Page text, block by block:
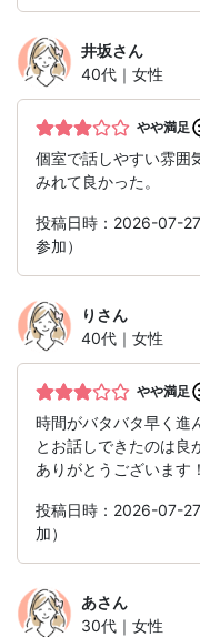
井坂さん
40代｜女性
やや満足
個室で話しやすい雰囲
みれて良かった。
投稿日時：2026-07-
参加）
り さん
40代｜女性
やや満足
時間がバタバタ早く進
とお話しできたのは良
ありがとうございます！
投稿日時：2026-07-
加）
あさん
30代｜女性